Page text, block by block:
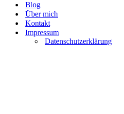
Blog
Über mich
Kontakt
Impressum
Datenschutzerklärung